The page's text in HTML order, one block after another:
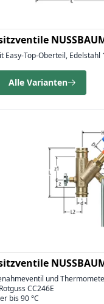
Easy-Top-Oberteil, Edelstahl
Alle Varianten
und
CC246E
bis 90 °C